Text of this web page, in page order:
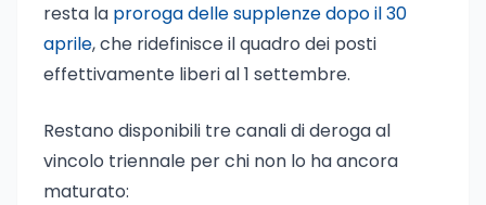
resta la proroga delle supplenze dopo il 30
aprile, che ridefinisce il quadro dei posti
effettivamente liberi al 1 settembre.
Restano disponibili tre canali di deroga al
vincolo triennale per chi non lo ha ancora
maturato: